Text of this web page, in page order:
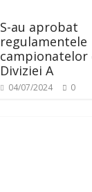
S-au aprobat
regulamentele
campionatelor
Diviziei A
04/07/2024 0